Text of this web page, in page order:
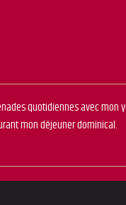
quotidiennes avec mon
mon déjeuner dominical.